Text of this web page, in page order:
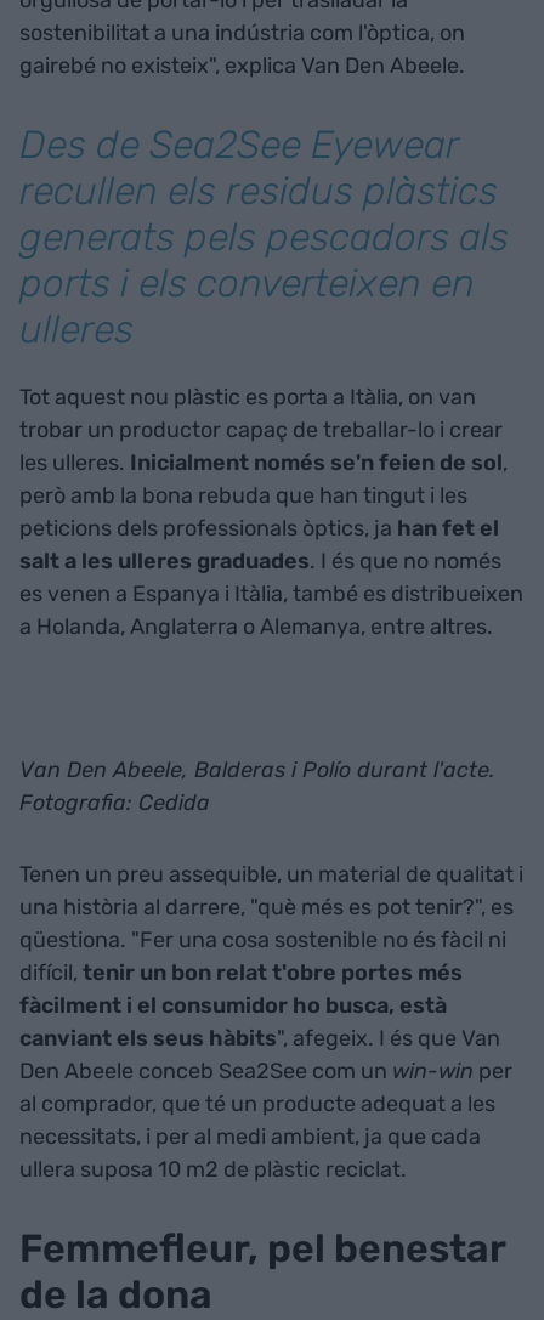
sostenibilitat a una indústria com l'òptica, on
gairebé no existeix", explica Van Den Abeele.
Des de Sea2See Eyewear
recullen els residus plàstics
generats pels pescadors als
ports i els converteixen en
ulleres
Tot aquest nou plàstic es porta a Itàlia, on van
trobar un productor capaç de treballar-lo i crear
les ulleres. Inicialment només se'n feien de sol,
però amb la bona rebuda que han tingut i les
peticions dels professionals òptics, ja han fet el
salt a les ulleres graduades. I és que no només
es venen a Espanya i Itàlia, també es distribueixen
a Holanda, Anglaterra o Alemanya, entre altres.
Van Den Abeele, Balderas i Polío durant l'acte.
Fotografia: Cedida
Tenen un preu assequible, un material de qualitat i
una història al darrere, "què més es pot tenir?", es
qüestiona. "Fer una cosa sostenible no és fàcil ni
difícil, tenir un bon relat t'obre portes més
fàcilment i el consumidor ho busca, està
canviant els seus hàbits", afegeix. I és que Van
Den Abeele conceb Sea2See com un win-win per
al comprador, que té un producte adequat a les
necessitats, i per al medi ambient, ja que cada
ullera suposa 10 m2 de plàstic reciclat.
Femmefleur, pel benestar
de la dona